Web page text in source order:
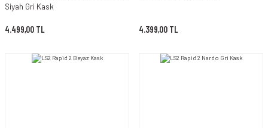
Siyah Gri Kask
4.499,00 TL 4.399,00 TL